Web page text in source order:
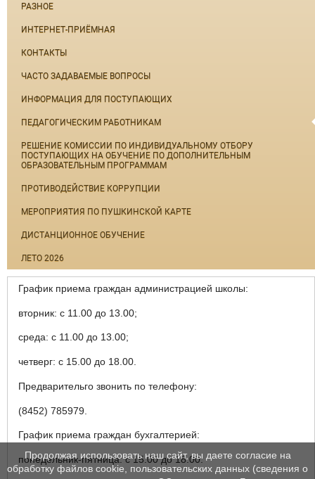
РАЗНОЕ
ИНТЕРНЕТ-ПРИЁМНАЯ
КОНТАКТЫ
ЧАСТО ЗАДАВАЕМЫЕ ВОПРОСЫ
ИНФОРМАЦИЯ ДЛЯ ПОСТУПАЮЩИХ
ПЕДАГОГИЧЕСКИМ РАБОТНИКАМ
РЕШЕНИЕ КОМИССИИ ПО ИНДИВИДУАЛЬНОМУ ОТБОРУ
ПОСТУПАЮЩИХ НА ОБУЧЕНИЕ ПО ДОПОЛНИТЕЛЬНЫМ
ОБРАЗОВАТЕЛЬНЫМ ПРОГРАММАМ
ПРОТИВОДЕЙСТВИЕ КОРРУПЦИИ
МЕРОПРИЯТИЯ ПО ПУШКИНСКОЙ КАРТЕ
ДИСТАНЦИОННОЕ ОБУЧЕНИЕ
ЛЕТО 2026
График приема граждан администрацией школы:
вторник: с 11.00 до 13.00;
среда: с 11.00 до 13.00;
четверг: с 15.00 до 18.00.
Предварительго звонить по телефону:
(8452) 785979.
График приема граждан бухгалтерией:
понедельник-пятница: с 15.00 до 18.00.
Продолжая использовать наш сайт, вы даете согласие на
обработку файлов cookie, пользовательских данных (сведения о